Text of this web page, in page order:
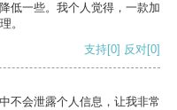
低一些。我个人觉得，一款加
。
支持[0] 反对[0]
不会泄露个人信息，让我非常